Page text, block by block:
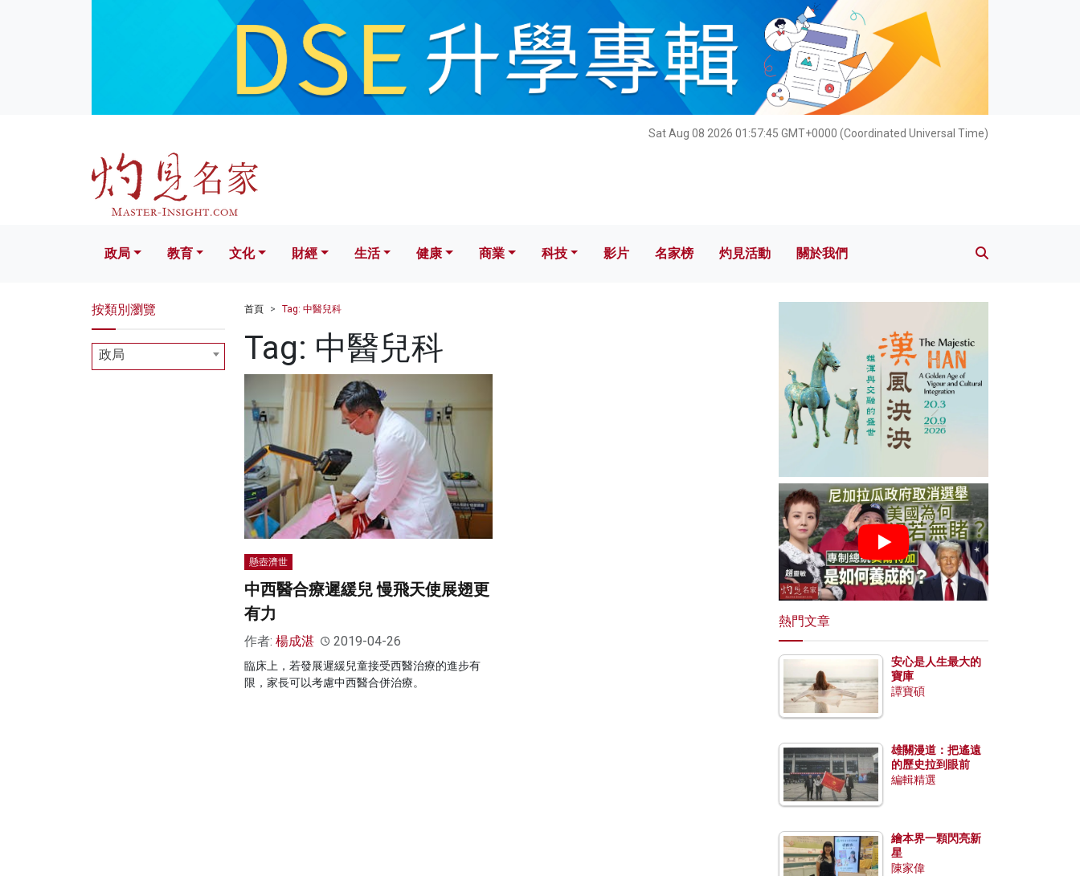
Sat Aug 08 2026 01:57:46 GMT+0000 (Coordinated Universal Time)
文化 財經 生活 健康 科技 影片 名家榜 灼見活動 關於我們
政局 教育 文化 財經 生活 健康 商業 科技 影片 名家榜 灼見活動 關於我們
首頁 Tag: 中醫兒科
Tag: 中醫兒科
懸壺濟世
中西醫合療遲緩兒 慢飛天使展翅更
有力
作者: 楊成湛 2019-04-26
臨床上，若發展遲緩兒童接受西醫治療的進步有
限，家長可以考慮中西醫合併治療。
按類別瀏覽
政局
熱門文章
安心是人生最大的
寶庫
譚寶碩
雄關漫道：把遙遠
的歷史拉到眼前
編輯精選
繪本界一顆閃亮新
星
陳家偉